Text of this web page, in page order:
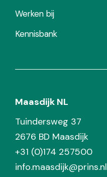
Werken bij
Kennisbank
Maasdijk NL
Tuindersweg 37
2676 BD Maasdijk
+31 (0)174 257500
info.maasdijk@prins.nl